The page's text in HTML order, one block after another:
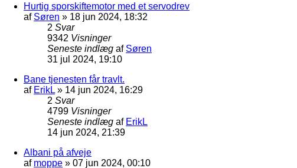
Hurtig sporskiftemotor med et servodrev
af Søren » 18 jun 2024, 18:32
2 Svar
9342 Visninger
Seneste indlæg af Søren
31 jul 2024, 19:10
Bane tjenesten får travlt.
af ErikL » 14 jun 2024, 16:29
2 Svar
4799 Visninger
Seneste indlæg af ErikL
14 jun 2024, 21:39
Albani på afveje
af moppe » 07 jun 2024, 00:10